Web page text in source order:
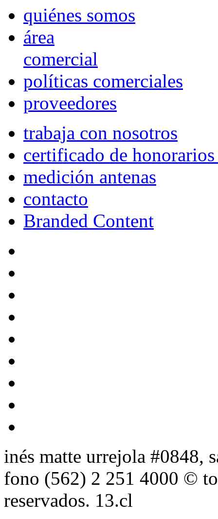
quiénes somos
área
comercial
políticas comerciales
proveedores
trabaja con nosotros
certificado de
medición antenas
contacto
Branded Content
inés matte urrejola #0848,
fono (562) 2 251 4000 ©
reservados. 13.cl